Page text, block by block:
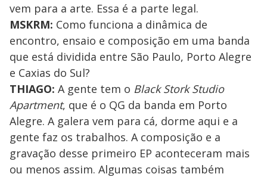
vem para a arte. Essa é a parte legal.
MSKRM: Como funciona a dinâmica de
encontro, ensaio e composição em uma banda
que está dividida entre São Paulo, Porto Alegre
e Caxias do Sul?
THIAGO: A gente tem o Black Stork Studio
Apartment, que é o QG da banda em Porto
Alegre. A galera vem para cá, dorme aqui e a
gente faz os trabalhos. A composição e a
gravação desse primeiro EP aconteceram mais
ou menos assim. Algumas coisas também